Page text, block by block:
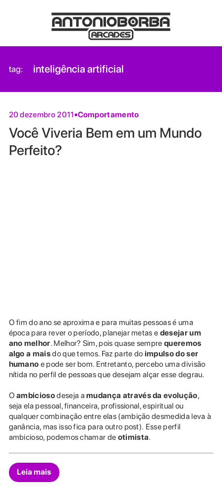
tag: inteligência artificial
20 dezembro 2011 Comportamento
Você Viveria Bem em um Mundo
Perfeito?
O fim do ano se aproxima e para muitas pessoas é uma
época para rever o período, planejar metas e desejar um
ano melhor. Melhor? Sim, pois quase semprequeremos
algo a maisdo que temos. Faz parte do impulso do ser
humano e pode ser bom. Entretanto, percebo uma divisão
nítida no perfil de pessoas que desejam alçar esse degrau.
Oambiciosodeseja amudança através da evolução,
seja ela pessoal, financeira, profissional, espiritual ou
qualquer combinação entre elas (ambição desmedida leva à
ganância, mas isso fica para outro post). Esse perfil
ambicioso, podemos chamar de otimista.
Leia mais